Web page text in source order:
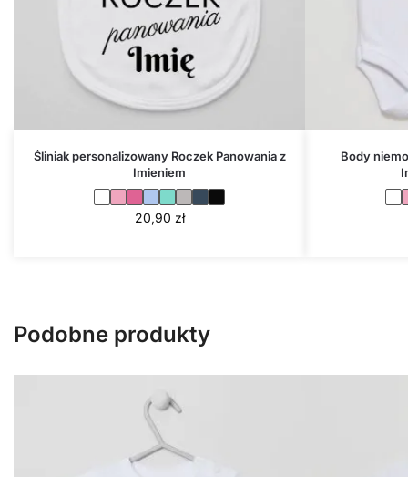
Śliniak personalizowany Roczek Panowania z
Imieniem
20,90 zł
Body
Podobne produkty